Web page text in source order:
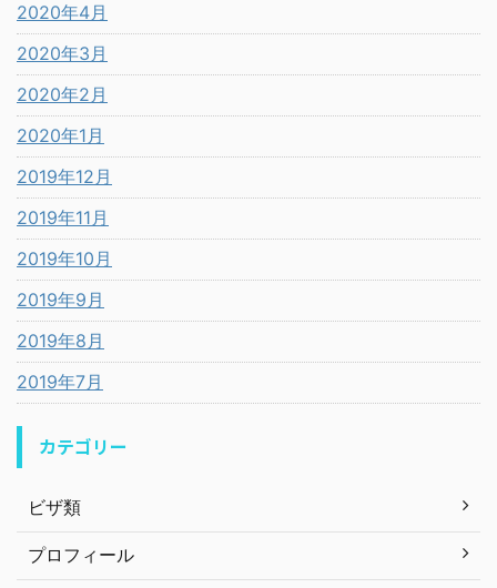
2020年4月
2020年3月
2020年2月
2020年1月
2019年12月
2019年11月
2019年10月
2019年9月
2019年8月
2019年7月
カテゴリー
ビザ類
プロフィール